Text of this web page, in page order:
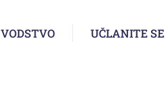
VODSTVO UČLANITE SE